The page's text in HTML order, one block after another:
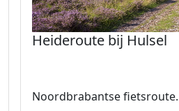
Heideroute bij Hulsel
Noordbrabantse fietsroute.